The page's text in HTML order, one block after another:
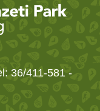
36/411-581 -